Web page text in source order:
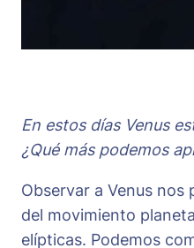
En estos días Venus
¿Qué más podemos
Observar a Venus
del movimiento
elípticas. Podemos